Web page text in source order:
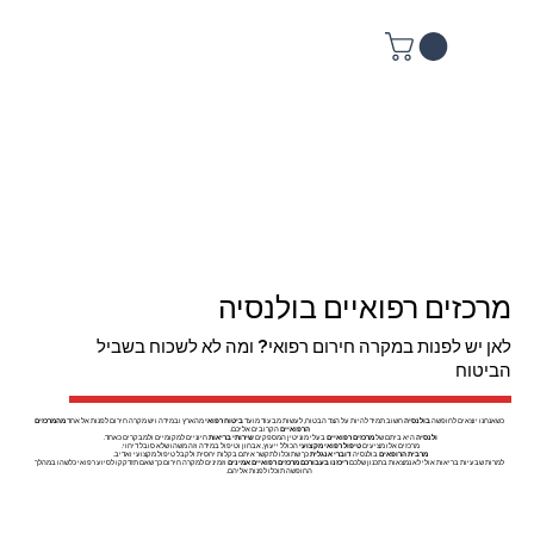
מרכזים רפואיים בולנסיה
לאן יש לפנות במקרה חירום רפואי? ומה לא לשכוח בשביל
הביטוח
כשאנחנו יוצאים לחופשהבולנסיהחשוב תמיד להיות על הצד הבטוח, לעשות מבעוד מועדביטוח רפואימהארץ ובמידה ויש מקרה חירום לפנות אל אחדמהמרכזים
הרפואייםהקרובים אליכם.
ולנסיההיא ביתם שלמרכזים רפואיים בעלי מוניטין המספקיםשירותי בריאותחיוניים למקומיים ולמבקרים כאחד.
מרכזים אלו מציעיםטיפול רפואי מקצועיהכולל ייעוץ, אבחון וטיפול במידה וזה משהו שלא סובל דיחוי.
מרבית הרופאים בולנסיהדוברי אנגליתכך שתוכלו לתקשר איתם בקלות יחסית ולקבל טיפול מקצועי ואדיב.
למרות שבעיות בריאות אולי לא נמצאות בתכנון שלכםריכזנו בעבורכםמרכזים רפואיים אמיניםוזמינים למקרה חירום כך שאם תזדקקו לסיוע רפואי כלשהו במהלך
החופשה תוכלו לפנות אליהם.